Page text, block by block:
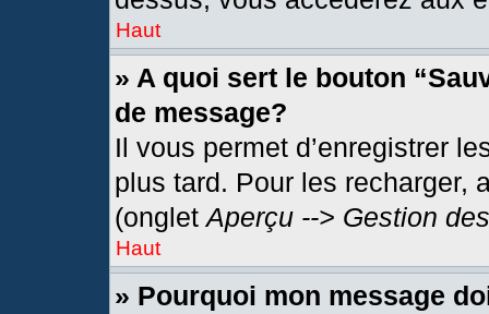
Haut
» A quoi sert le bouton
de message?
Il vous permet d’enregistrer
plus tard. Pour les recharger,
(ongletAperçu --> Gestion
Haut
» Pourquoi mon message